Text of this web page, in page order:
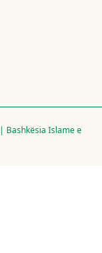
Bashkësia Islame e